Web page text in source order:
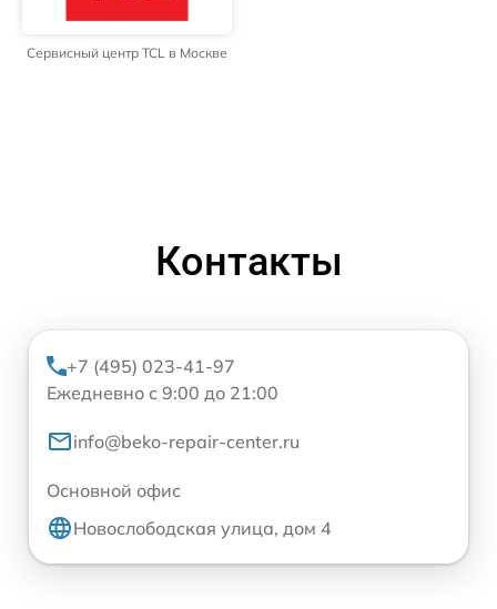
Сервисный центр TCL в Москве
Контакты
+7 (495) 023-41-97
Ежедневно с 9:00 до 21:00
info@beko-repair-center.ru
Основной офис
Новослободская улица, дом 4